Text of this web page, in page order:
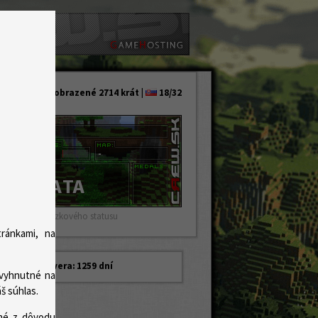
na
na
súhlas.
zobrazené 2714 krát | 18/32
kód obrázkového statusu
Vek servera: 1259 dní